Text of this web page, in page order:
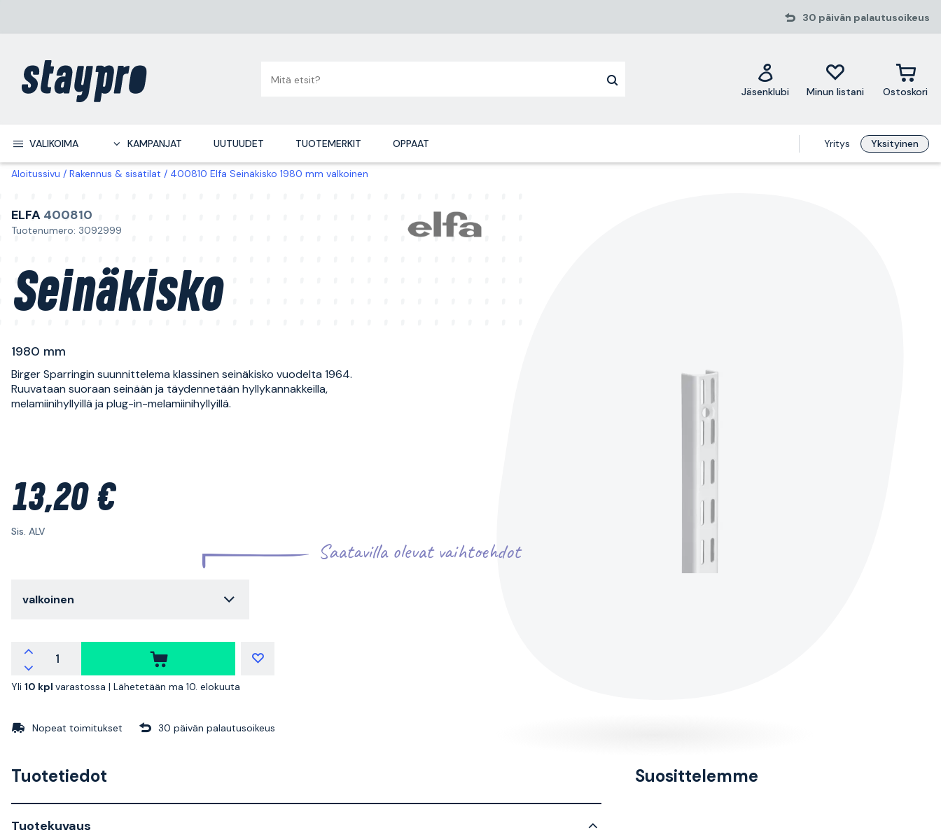
30 päivän palautusoikeus
Jäsenklubi Minun listani Ostoskori
VALIKOIMA KAMPANJAT UUTUUDET TUOTEMERKIT OPPAAT Yritys Yksityinen
Aloitussivu Rakennus & sisätilat 400810 Elfa Seinäkisko 1980 mm valkoinen
ELFA 400810
Tuotenumero: 3092999
Seinäkisko
1980 mm
Birger Sparringin suunnittelema klassinen seinäkisko vuodelta 1964.
Ruuvataan suoraan seinään ja täydennetään hyllykannakkeilla,
melamiinihyllyillä ja plug-in-melamiinihyllyillä.
13,20 €
Sis. ALV
Saatavilla olevat vaihtoehdot
valkoinen
Yli 10 kpl varastossa | Lähetetään ma 10. elokuuta
Nopeat toimitukset 30 päivän palautusoikeus
Tuotetiedot
Tuotekuvaus
Suosittelemme